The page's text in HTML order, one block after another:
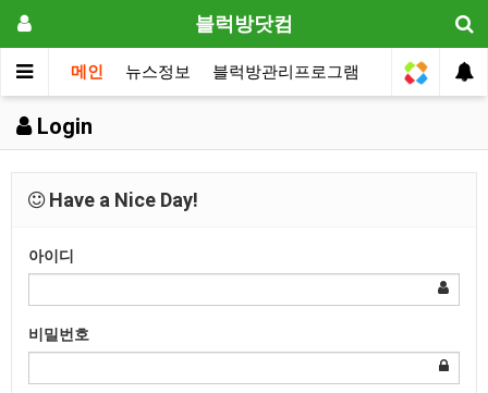
블럭방닷컴
메인 뉴스정보 블럭방관리프로그램 원장전용
Login
Have a Nice Day!
아이디
비밀번호